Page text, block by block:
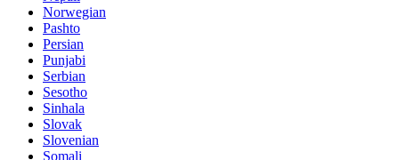
Norwegian
Pashto
Persian
Punjabi
Serbian
Sesotho
Sinhala
Slovak
Slovenian
Somali